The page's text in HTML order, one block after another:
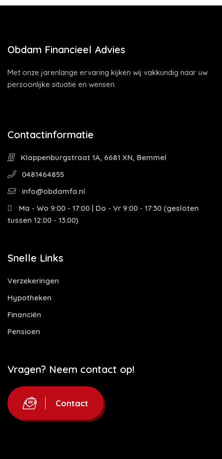
Obdam Financieel Advies
Met onze jarenlange ervaring kijken wij vakkundig naar uw
persoonlijke situatie en wensen.
Contactinformatie
Klappenburgstraat 1A, 6681 XN, Bemmel
0481464855
info@obdamfa.nl
Ma - Wo 9:00 - 17:00 | Do - Vr 9:00 - 17:30 (gesloten
tussen 12:00 - 13:00)
Snelle Links
Verzekeringen
Hypotheken
Financiën
Pensioen
Vragen? Neem contact op!
Contact